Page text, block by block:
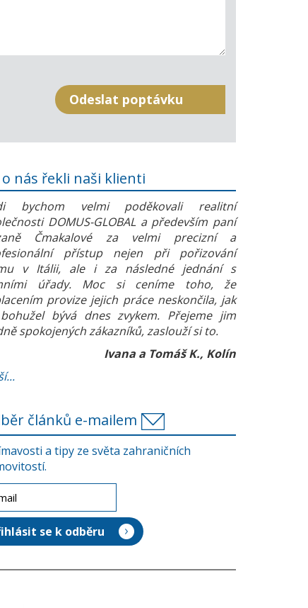
o nás řekli naši klienti
bychom velmi poděkovali realitní
DOMUS-GLOBAL a především paní
Čmakalové za velmi precizní a
přístup nejen při pořizování
v Itálii, ale i za následné jednání s
úřady. Moc si ceníme toho, že
provize jejich práce neskončila, jak
bývá dnes zvykem. Přejeme jim
spokojených zákazníků, zaslouží si to.
Ivana a Tomáš K., Kolín
článků e-mailem
a tipy ze světa zahraničních